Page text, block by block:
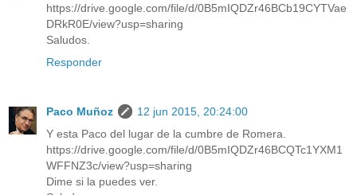
https://drive.google.com/file/d/0B5mIQDZr46BCb19CYTVae
DRkR0E/view?usp=sharing
Saludos.
Responder
Paco Muñoz
12 jun 2015, 20:24:00
Y esta Paco del lugar de la cumbre de Romera.
https://drive.google.com/file/d/0B5mIQDZr46BCQTc1YXM1
WFFNZ3c/view?usp=sharing
Dime si la puedes ver.